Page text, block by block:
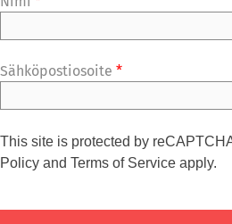
Sähköpostiosoite *
This site is protected by
Policy and Terms of Service apply.